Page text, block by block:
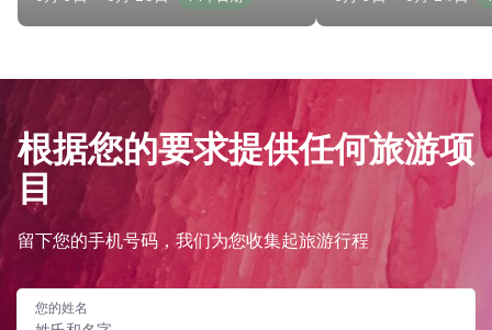
根据您的要求提供任何旅游项
目
留下您的手机号码，我们为您收集起旅游行程
您的姓名